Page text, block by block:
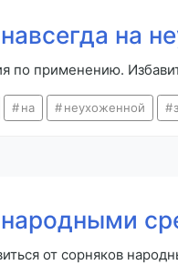
на
по применению.
на неухоженной
от сорняков